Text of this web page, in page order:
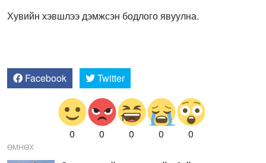
Хувийн хэвшлээ дэмжсэн бодлого явуулна.
Facebook Twitter
0 0 0 0 0
ӨМНӨХ